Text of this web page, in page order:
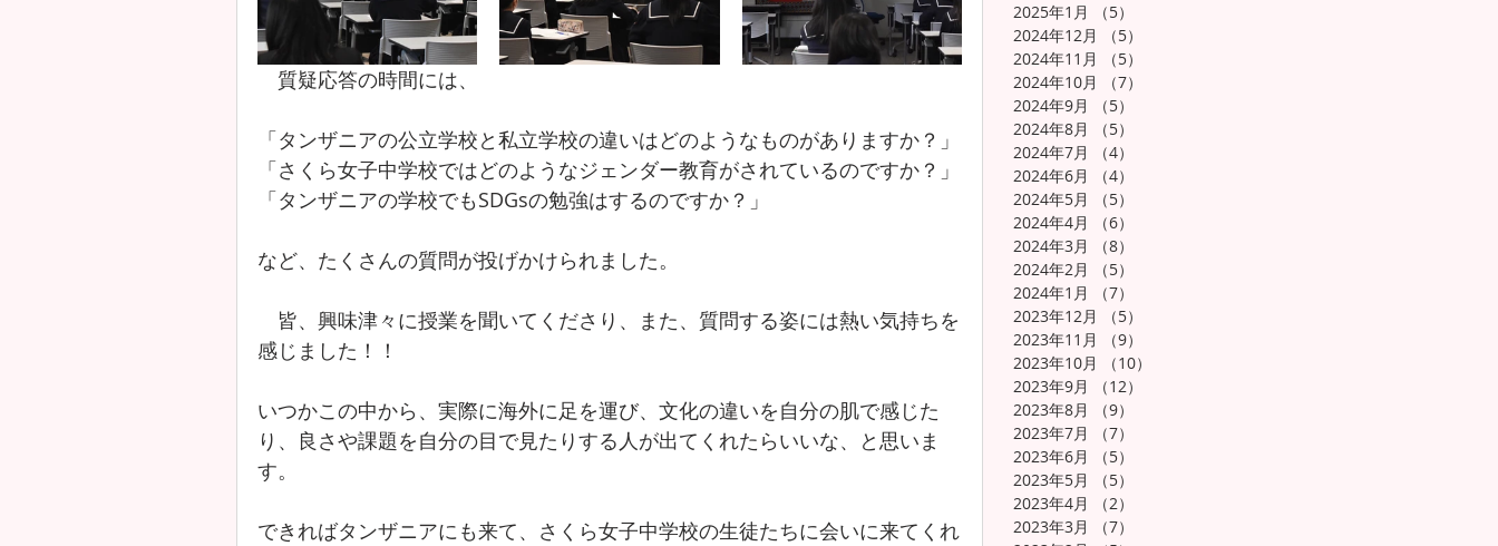
質疑応答の時間には、
「タンザニアの公立学校と私立学校の違いはどのようなものがありますか？」
「さくら女子中学校ではどのようなジェンダー教育がされているのですか？」
「タンザニアの学校でもSDGsの勉強はするのですか？」
など、たくさんの質問が投げかけられました。
皆、興味津々に授業を聞いてくださり、また、質問する姿には熱い気持ちを
感じました！！
いつかこの中から、実際に海外に足を運び、文化の違いを自分の肌で感じた
り、良さや課題を自分の目で見たりする人が出てくれたらいいな、と思いま
す。
できればタンザニアにも来て、さくら女子中学校の生徒たちに会いに来てくれ
2025年1月
（5）
2024年12月
（5）
2024年11月
（5）
2024年10月
（7）
2024年9月
（5）
2024年8月
（5）
2024年7月
（4）
2024年6月
（4）
2024年5月
（5）
2024年4月
（6）
2024年3月
（8）
2024年2月
（5）
2024年1月
（7）
2023年12月
（5）
2023年11月
（9）
2023年10月
（10）
2023年9月
（12）
2023年8月
（9）
2023年7月
（7）
2023年6月
（5）
2023年5月
（5）
2023年4月
（2）
2023年3月
（7）